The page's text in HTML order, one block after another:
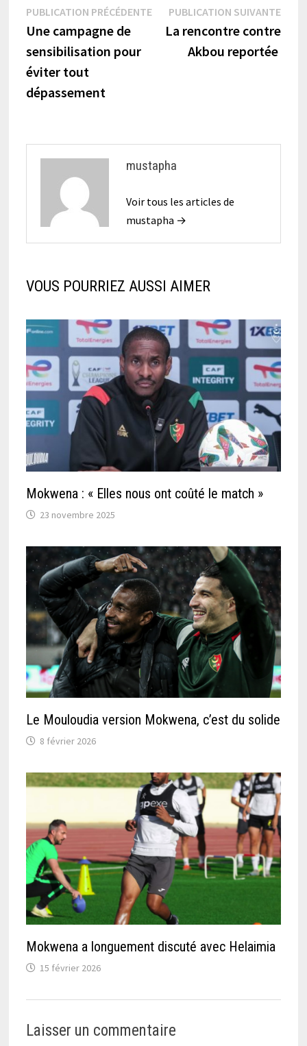
Navigation
de
l’article
PUBLICATION PRÉCÉDENTEPublication
précédente :
Une campagne de
sensibilisation pour
éviter tout
dépassement
PUBLICATION SUIVANTE
La rencontre contre
Akbou reportée
mustapha
Voir tous les articles de
mustapha →
VOUS POURRIEZ AUSSI AIMER
Mokwena : « Elles nous ont coûté le match »
23 novembre 2025
Le Mouloudia version Mokwena, c’est du solide
8 février 2026
Mokwena a longuement discuté avec Helaimia
15 février 2026
Laisser un commentaire